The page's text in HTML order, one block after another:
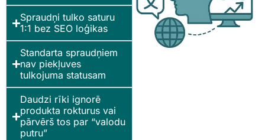
Spraudņi tulko saturu
1:1 bez SEO loģikas
Standarta spraudņiem
nav piekļuves
tulkojuma statusam
Daudzi rīki ignorē
produkta rokturus vai
pārvērš tos par “valodu
putru”